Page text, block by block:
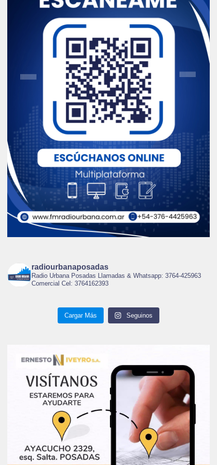
radiourbanaposadas
Radio Urbana Posadas Llamadas & Whatsapp: 3764-425963
Comercial Cel: 3764162393
Cargar Más Seguinos